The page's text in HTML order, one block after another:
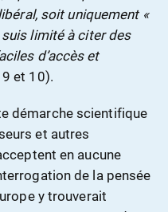
soit uniquement «
limité à citer des
d’accès et
et 10).
démarche scientifique
et autres
en aucune
de la pensée
y trouverait